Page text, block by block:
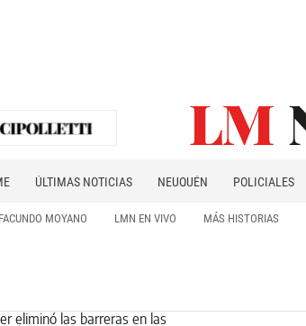
ÚLTIMAS NOTICIAS NEUQUÉN POLICIALES
FACUNDO MOYANO LMN EN VIVO MÁS HISTORIAS